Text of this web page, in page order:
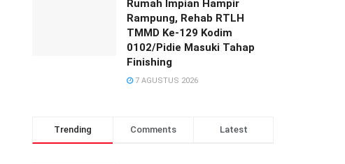
Rumah Impian Hampir
Rampung, Rehab RTLH
TMMD Ke-129 Kodim
0102/Pidie Masuki Tahap
Finishing
7 AGUSTUS 2026
Trending Comments Latest